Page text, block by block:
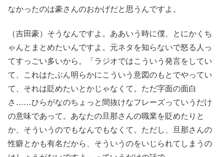
なかったのは豪さんのおかげだと思うんですよ。
（吉田豪）そうなんですよ。ああいう時に僕、とにかくち
ゃんとまとめたいんですよ。元ネタを知らないで怒る人っ
てすっごい多いから。「ラジオではこういう発言をしてい
て、これはたぶん明らかにこういう意図のもとでやってい
て、それは貶めたいとかじゃなくて。ただ字面の面白
さ……ひらがなのちょっと間抜けなフレーズっていうだけ
の意味であって。あなたの旦那さんの職業を貶めたりと
か、そういうのでもなんでもなくて。ただし、旦那さんの
性癖とかも有名だから、そういうのをいじられてしまうの